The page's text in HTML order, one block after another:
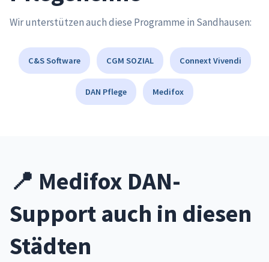
Wir unterstützen auch diese Programme in Sandhausen:
C&S Software CGM SOZIAL Connext Vivendi
DAN Pflege Medifox
📍 Medifox DAN-
Support auch in diesen
Städten